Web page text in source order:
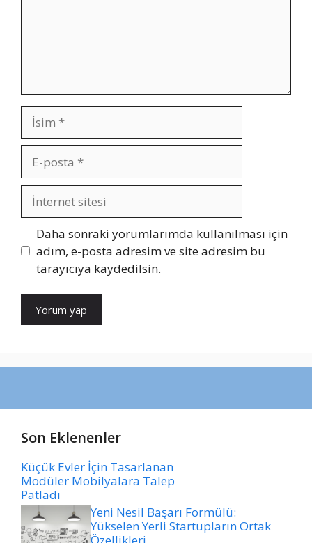
İsim
posta
İnternet
sitesi
Daha sonraki yorumlarımda kullanılması için
adım, e-posta adresim ve site adresim bu
tarayıcıya kaydedilsin.
Son Eklenenler
Küçük Evler İçin Tasarlanan
Modüler Mobilyalara Talep
Patladı
Yeni Nesil Başarı Formülü:
Yükselen Yerli Startupların Ortak